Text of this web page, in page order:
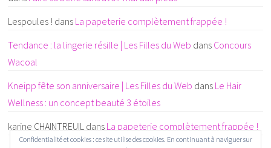
Lespoules ! dans La papeterie complètement frappée !
Tendance : la lingerie résille | Les Filles du Web dans Concours
Wacoal
Kneipp fête son anniversaire | Les Filles du Web dans Le Hair
Wellness : un concept beauté 3 étoiles
karine CHAINTREUIL dans La papeterie complètement frappée !
Confidentialité et cookies : ce site utilise des cookies. En continuant à naviguer sur